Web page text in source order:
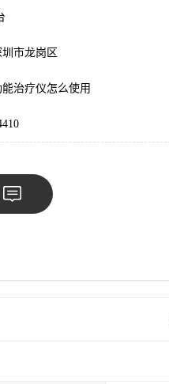
圳市龙岗区
治疗仪怎么使用